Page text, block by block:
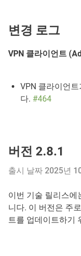
변경 로그
VPN 클라이언트
VPN 클라이언
다. #464
버전 2.8.1
출시 날짜 2025년
이번 기술 릴리스에
니다. 이 버전은 주
트를 업데이트하기